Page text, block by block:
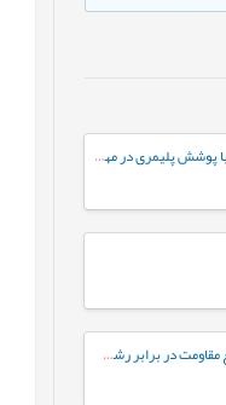
مروری بر کاربرد نانوذرات مغناطیسی با پوشش پلیمری در مهندسی بافت
مروری بر روش های اندازه گیری سریع مقاومت در برابر رشد آهسته ترک پلی اتیلن سنگین